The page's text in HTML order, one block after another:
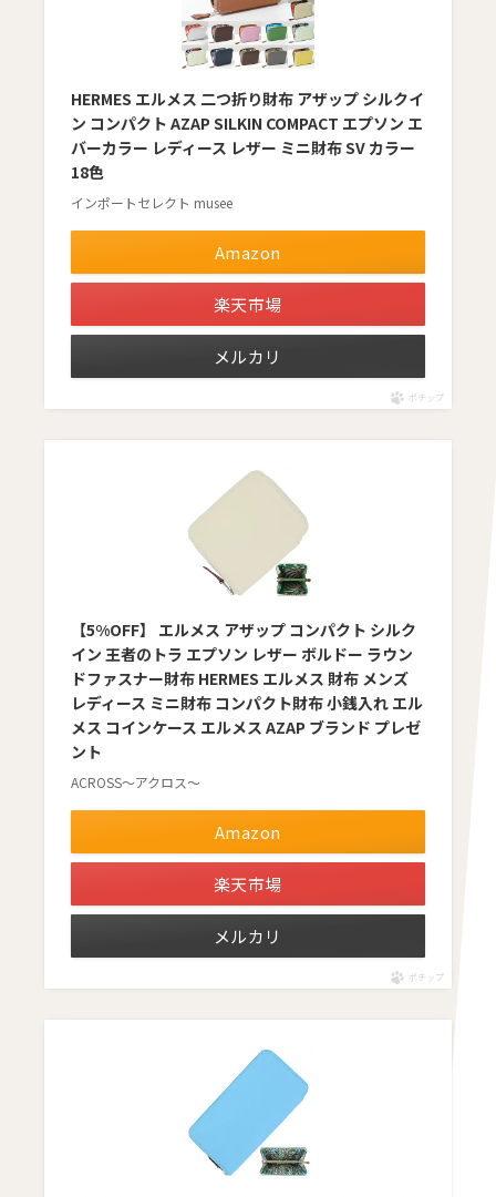
HERMES エルメス 二つ折り財布 アザップ シルクイ
ン コンパクト AZAP SILKIN COMPACT エプソン エ
バーカラー レディース レザー ミニ財布 SV カラー
18色
インポートセレクト musee
Amazon
楽天市場
メルカリ
ポチップ
【5%OFF】 エルメス アザップ コンパクト シルク
イン 王者のトラ エプソン レザー ボルドー ラウン
ドファスナー財布 HERMES エルメス 財布 メンズ
レディース ミニ財布 コンパクト財布 小銭入れ エル
メス コインケース エルメス AZAP ブランド プレゼ
ント
ACROSS〜アクロス〜
Amazon
楽天市場
メルカリ
ポチップ